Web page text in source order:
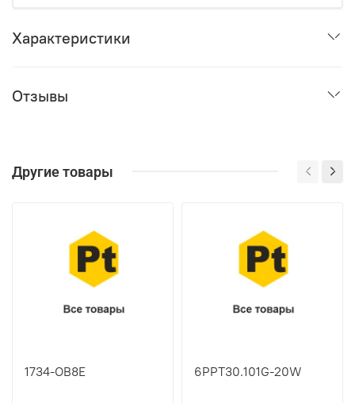
Характеристики
Отзывы
Другие товары
1734-OB8E 6PPT30.101G-20W